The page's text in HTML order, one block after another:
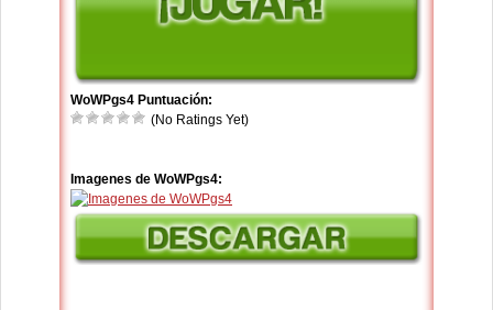
WoWPgs4 Puntuación:
(No Ratings Yet)
Imagenes de WoWPgs4: